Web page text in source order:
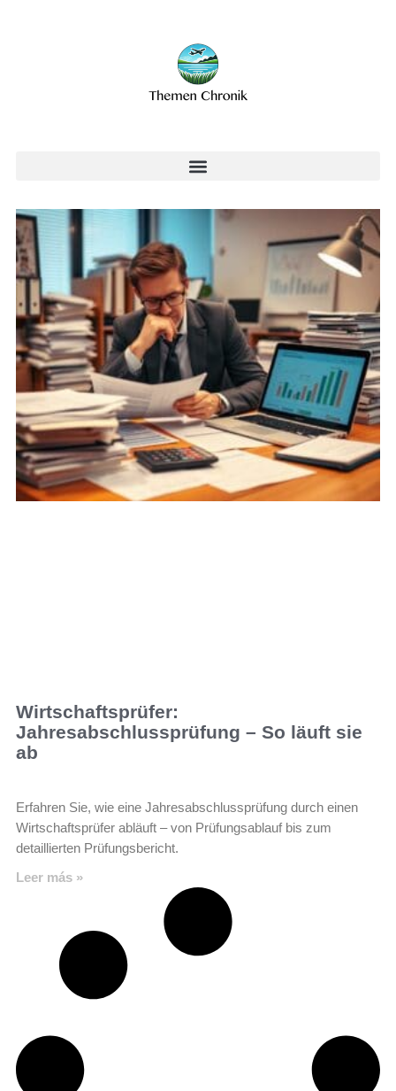
Wirtschaftsprüfer:
Jahresabschlussprüfung – So läuft sie
ab
Erfahren Sie, wie eine Jahresabschlussprüfung durch einen
Wirtschaftsprüfer abläuft – von Prüfungsablauf bis zum
detaillierten Prüfungsbericht.
Leer más »